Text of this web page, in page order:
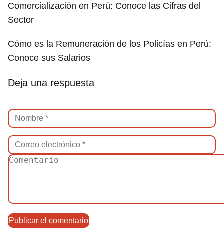
Comercialización en Perú: Conoce las Cifras del
Sector
Cómo es la Remuneración de los Policías en Perú:
Conoce sus Salarios
Deja una respuesta